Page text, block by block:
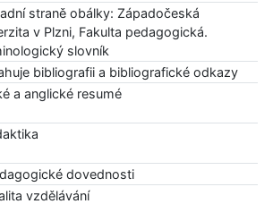
straně obálky: Západočeská
v Plzni, Fakulta pedagogická.
slovník
bibliografii a bibliografické odkazy
a anglické resumé
dovednosti
vzdělávání